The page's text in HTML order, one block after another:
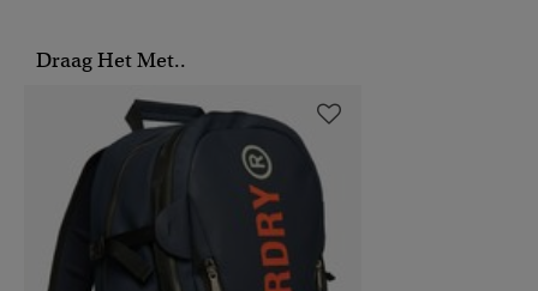
Draag Het Met..